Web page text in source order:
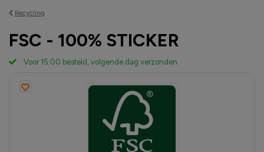
Recycling
FSC - 100% STICKER
Voor 15:00 besteld, volgende dag verzonden